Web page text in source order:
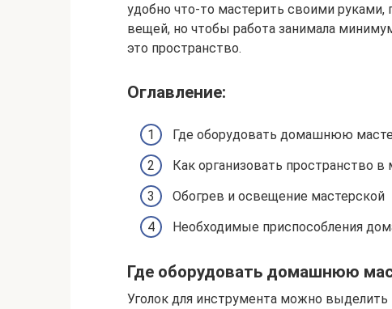
удобно что-то мастерить своими
вещей, но чтобы работа занимала
это пространство.
Оглавление:
Где оборудовать домашнюю
Как организовать пространство в
Обогрев и освещение мастерской
Необходимые приспособления
Где оборудовать домашнюю
Уголок для инструмента можно